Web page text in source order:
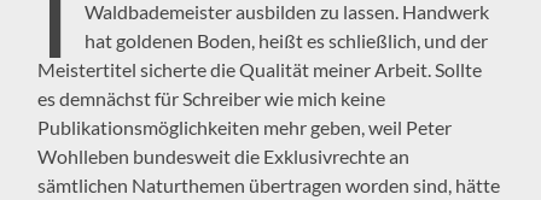
Waldbademeister ausbilden zu lassen. Handwerk
hat goldenen Boden, heißt es schließlich, und der
Meistertitel sicherte die Qualität meiner Arbeit. Sollte
es demnächst für Schreiber wie mich keine
Publikationsmöglichkeiten mehr geben, weil Peter
Wohlleben bundesweit die Exklusivrechte an
sämtlichen Naturthemen übertragen worden sind, hätte